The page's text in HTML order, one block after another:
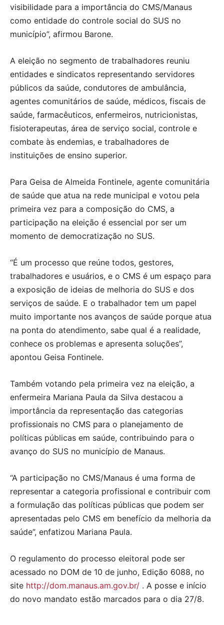
visibilidade para a importância do CMS/Manaus
como entidade do controle social do SUS no
município”, afirmou Barone.
A eleição no segmento de trabalhadores reuniu
entidades e sindicatos representando servidores
públicos da saúde, condutores de ambulância,
agentes comunitários de saúde, médicos, fiscais de
saúde, farmacêuticos, enfermeiros, nutricionistas,
fisioterapeutas, área de serviço social, controle e
combate às endemias, e trabalhadores de
instituições de ensino superior.
Para Geisa de Almeida Fontinele, agente comunitária
de saúde que atua na rede municipal e votou pela
primeira vez para a composição do CMS, a
participação na eleição é essencial por ser um
momento de democratização no SUS.
“É um processo que reúne todos, gestores,
trabalhadores e usuários, e o CMS é um espaço para
a exposição de ideias de melhoria do SUS e dos
serviços de saúde. E o trabalhador tem um papel
muito importante nos avanços de saúde porque atua
na ponta do atendimento, sabe qual é a realidade,
conhece os problemas e apresenta soluções”,
apontou Geisa Fontinele.
Também votando pela primeira vez na eleição, a
enfermeira Mariana Paula da Silva destacou a
importância da representação das categorias
profissionais no CMS para o planejamento de
políticas públicas em saúde, contribuindo para o
avanço do SUS no município de Manaus.
“A participação no CMS/Manaus é uma forma de
representar a categoria profissional e contribuir com
a formulação das políticas públicas que podem ser
apresentadas pelo CMS em benefício da melhoria da
saúde”, enfatizou Mariana Paula.
O regulamento do processo eleitoral pode ser
acessado no DOM de 10 de junho, Edição 6088, no
site http://dom.manaus.am.gov.br/ . A posse e início
do novo mandato estão marcados para o dia 27/8.